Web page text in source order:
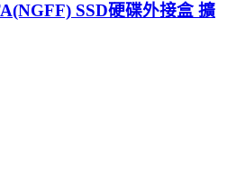
SSD硬碟外接盒 擴